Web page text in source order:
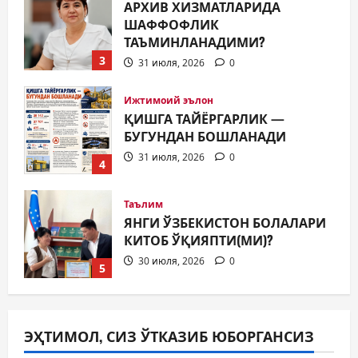
3
АРХИВ ХИЗМАТЛАРИДА
ШАФФОФЛИК
ТАЪМИНЛАНАДИМИ?
31 июля, 2026 0
4
Ижтимоий эълон
ҚИШГА ТАЙЁРГАРЛИК —
БУГУНДАН БОШЛАНАДИ
31 июля, 2026 0
5
Таълим
ЯНГИ ЎЗБЕКИСТОН БОЛАЛАРИ
КИТОБ ЎҚИЯПТИ(МИ)?
30 июля, 2026 0
МИЛЛАТЛАР ДЎСТЛИГИ ЯНА
БИР БОР НАМОЁН БЎЛДИ
ЭҲТИМОЛ, СИЗ ЎТКАЗИБ ЮБОРГАНСИЗ